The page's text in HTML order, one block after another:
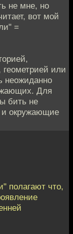
не мне, но
вот мой
=
геометрией или
неожиданно
Для
бить не
и окружающие
полагают что,